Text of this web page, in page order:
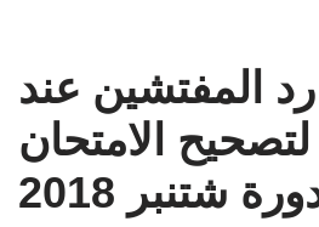
المفتشين عند
الامتحان
شتنبر 2018